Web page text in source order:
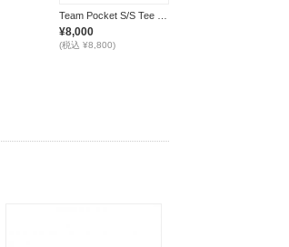
¥8,000
(税込 ¥8,800)